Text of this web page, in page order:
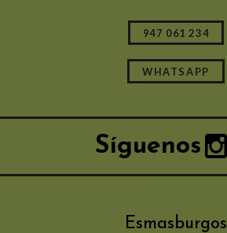
947 061 234
WHATSAPP
Síguenos
Esmasburgos